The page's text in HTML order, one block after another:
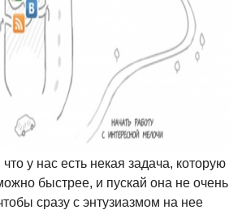
у нас есть некая задача, которую
быстрее, и пускай она не очень
сразу с энтузиазмом на нее